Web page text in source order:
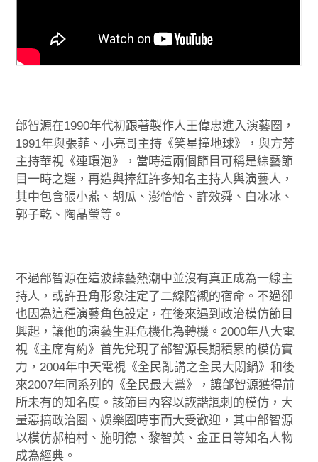
邰智源在1990年代初跟著製作人王偉忠進入演藝圈，
1991年與張菲、小亮哥主持《笑星撞地球》，與方芳
主持華視《連環泡》，當時這兩個節目可稱是綜藝節
目一時之選，再造與捧紅許多知名主持人與演藝人，
其中包含張小燕、胡瓜、澎恰恰、許效舜、白冰冰、
郭子乾、陶晶瑩等。
不過邰智源在這波綜藝熱潮中並沒有真正成為一線主
持人，或許丑角形象注定了二線陪襯的宿命。不過卻
也因為這種演藝角色設定，在後來遇到政治模仿節目
興起，讓他的演藝生涯危機化為轉機。2000年八大電
視《主席有約》首先兌現了邰智源長期積累的模仿實
力，2004年中天電視《全民亂講之全民大悶鍋》和後
來2007年同系列的《全民最大黨》，讓邰智源獲得前
所未有的知名度。該節目內容以詼諧諷刺的模仿，大
量惡搞政治圈、娛樂圈時事而大受歡迎，其中邰智源
以模仿郝柏村、施明德、黎智英、金正日等知名人物
成為經典。